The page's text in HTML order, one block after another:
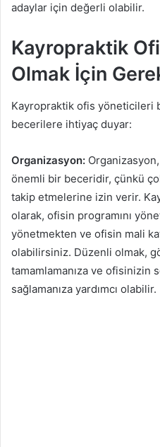
adaylar için değerli olabilir.
Kayropraktik
Olmak İçin
Kayropraktik ofis yöneticileri
becerilere ihtiyaç duyar:
Organizasyon:
önemli bir beceridir, çünkü
takip etmelerine izin verir.
olarak, ofisin programını
yönetmekten ve ofisin mali
olabilirsiniz. Düzenli olmak,
tamamlamanıza ve ofisinizin
sağlamanıza yardımcı olabilir.